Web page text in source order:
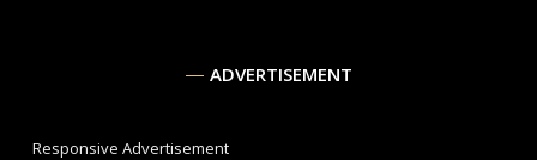
ADVERTISEMENT
Responsive Advertisement